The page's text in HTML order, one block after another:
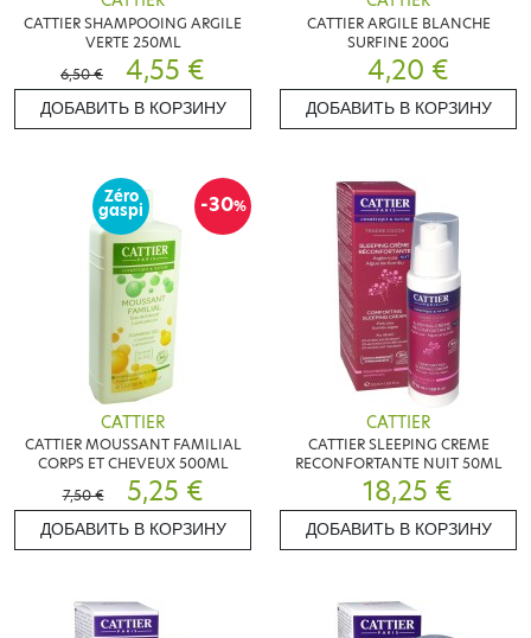
CATTIER SHAMPOOING ARGILE
VERTE 250ML
6,50 €
4,55 €
ДОБАВИТЬ В КОРЗИНУ
CATTIER ARGILE BLANCHE
SURFINE 200G
4,20 €
ДОБАВИТЬ В КОРЗИНУ
-30%
Zéro
gaspi
CATTIER
CATTIER MOUSSANT FAMILIAL
CORPS ET CHEVEUX 500ML
7,50 €
5,25 €
ДОБАВИТЬ В КОРЗИНУ
CATTIER
CATTIER SLEEPING CREME
RECONFORTANTE NUIT 50ML
18,25 €
ДОБАВИТЬ В КОРЗИНУ